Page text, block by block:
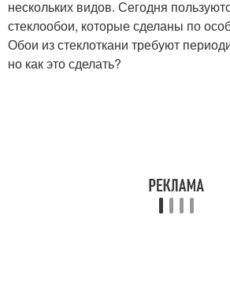
нескольких видов. Сегодня
стеклообои, которые сделаны по
Обои из стеклоткани требуют
но как это сделать?